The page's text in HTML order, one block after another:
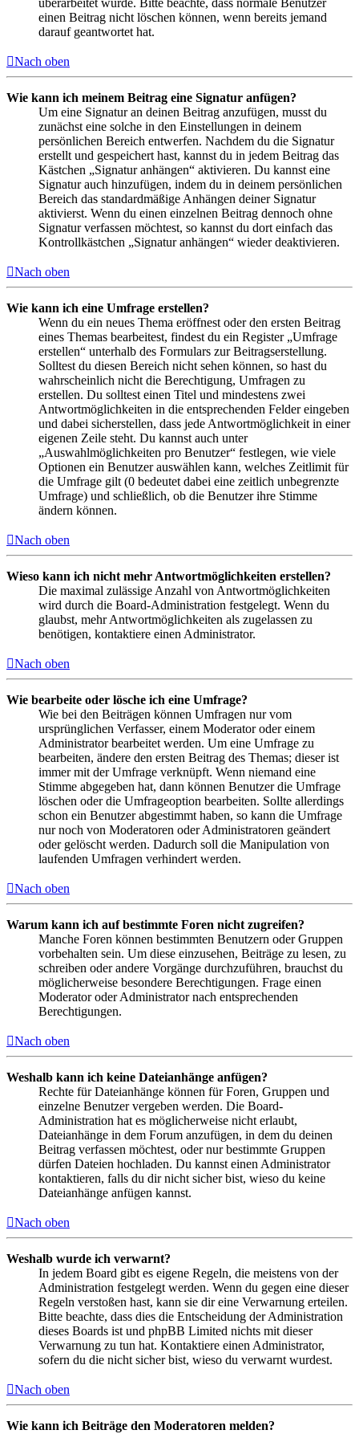
überarbeitet wurde. Bitte beachte, dass normale Benutzer
einen Beitrag nicht löschen können, wenn bereits jemand
darauf geantwortet hat.
Nach oben
Wie kann ich meinem Beitrag eine Signatur anfügen?
Um eine Signatur an deinen Beitrag anzufügen, musst du
zunächst eine solche in den Einstellungen in deinem
persönlichen Bereich entwerfen. Nachdem du die Signatur
erstellt und gespeichert hast, kannst du in jedem Beitrag das
Kästchen „Signatur anhängen“ aktivieren. Du kannst eine
Signatur auch hinzufügen, indem du in deinem persönlichen
Bereich das standardmäßige Anhängen deiner Signatur
aktivierst. Wenn du einen einzelnen Beitrag dennoch ohne
Signatur verfassen möchtest, so kannst du dort einfach das
Kontrollkästchen „Signatur anhängen“ wieder deaktivieren.
Nach oben
Wie kann ich eine Umfrage erstellen?
Wenn du ein neues Thema eröffnest oder den ersten Beitrag
eines Themas bearbeitest, findest du ein Register „Umfrage
erstellen“ unterhalb des Formulars zur Beitragserstellung.
Solltest du diesen Bereich nicht sehen können, so hast du
wahrscheinlich nicht die Berechtigung, Umfragen zu
erstellen. Du solltest einen Titel und mindestens zwei
Antwortmöglichkeiten in die entsprechenden Felder eingeben
und dabei sicherstellen, dass jede Antwortmöglichkeit in einer
eigenen Zeile steht. Du kannst auch unter
„Auswahlmöglichkeiten pro Benutzer“ festlegen, wie viele
Optionen ein Benutzer auswählen kann, welches Zeitlimit für
die Umfrage gilt (0 bedeutet dabei eine zeitlich unbegrenzte
Umfrage) und schließlich, ob die Benutzer ihre Stimme
ändern können.
Nach oben
Wieso kann ich nicht mehr Antwortmöglichkeiten erstellen?
Die maximal zulässige Anzahl von Antwortmöglichkeiten
wird durch die Board-Administration festgelegt. Wenn du
glaubst, mehr Antwortmöglichkeiten als zugelassen zu
benötigen, kontaktiere einen Administrator.
Nach oben
Wie bearbeite oder lösche ich eine Umfrage?
Wie bei den Beiträgen können Umfragen nur vom
ursprünglichen Verfasser, einem Moderator oder einem
Administrator bearbeitet werden. Um eine Umfrage zu
bearbeiten, ändere den ersten Beitrag des Themas; dieser ist
immer mit der Umfrage verknüpft. Wenn niemand eine
Stimme abgegeben hat, dann können Benutzer die Umfrage
löschen oder die Umfrageoption bearbeiten. Sollte allerdings
schon ein Benutzer abgestimmt haben, so kann die Umfrage
nur noch von Moderatoren oder Administratoren geändert
oder gelöscht werden. Dadurch soll die Manipulation von
laufenden Umfragen verhindert werden.
Nach oben
Warum kann ich auf bestimmte Foren nicht zugreifen?
Manche Foren können bestimmten Benutzern oder Gruppen
vorbehalten sein. Um diese einzusehen, Beiträge zu lesen, zu
schreiben oder andere Vorgänge durchzuführen, brauchst du
möglicherweise besondere Berechtigungen. Frage einen
Moderator oder Administrator nach entsprechenden
Berechtigungen.
Nach oben
Weshalb kann ich keine Dateianhänge anfügen?
Rechte für Dateianhänge können für Foren, Gruppen und
einzelne Benutzer vergeben werden. Die Board-
Administration hat es möglicherweise nicht erlaubt,
Dateianhänge in dem Forum anzufügen, in dem du deinen
Beitrag verfassen möchtest, oder nur bestimmte Gruppen
dürfen Dateien hochladen. Du kannst einen Administrator
kontaktieren, falls du dir nicht sicher bist, wieso du keine
Dateianhänge anfügen kannst.
Nach oben
Weshalb wurde ich verwarnt?
In jedem Board gibt es eigene Regeln, die meistens von der
Administration festgelegt werden. Wenn du gegen eine dieser
Regeln verstoßen hast, kann sie dir eine Verwarnung erteilen.
Bitte beachte, dass dies die Entscheidung der Administration
dieses Boards ist und phpBB Limited nichts mit dieser
Verwarnung zu tun hat. Kontaktiere einen Administrator,
sofern du die nicht sicher bist, wieso du verwarnt wurdest.
Nach oben
Wie kann ich Beiträge den Moderatoren melden?